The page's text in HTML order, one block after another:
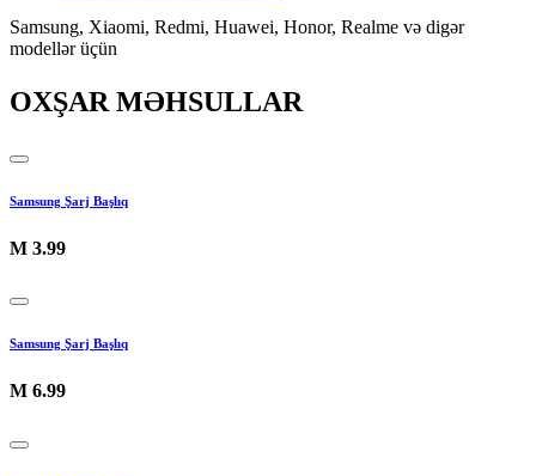
Samsung, Xiaomi, Redmi, Huawei, Honor, Realme və digər
modellər üçün
OXŞAR MƏHSULLAR
Samsung Şarj Başlıq
M 3.99
Samsung Şarj Başlıq
M 6.99